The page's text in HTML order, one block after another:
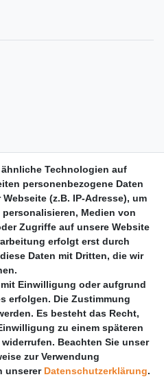
Technologien auf
personenbezogene Daten
(z.B. IP-Adresse), um
Medien von
Zugriffe auf unsere Website
erfolgt erst durch
Daten mit Dritten, die wir
Einwilligung oder aufgrund
erfolgen. Die Zustimmung
Es besteht das Recht,
zu einem späteren
Beachten Sie unser
zur Verwendung
unserer Daten­schutz­erklärung.